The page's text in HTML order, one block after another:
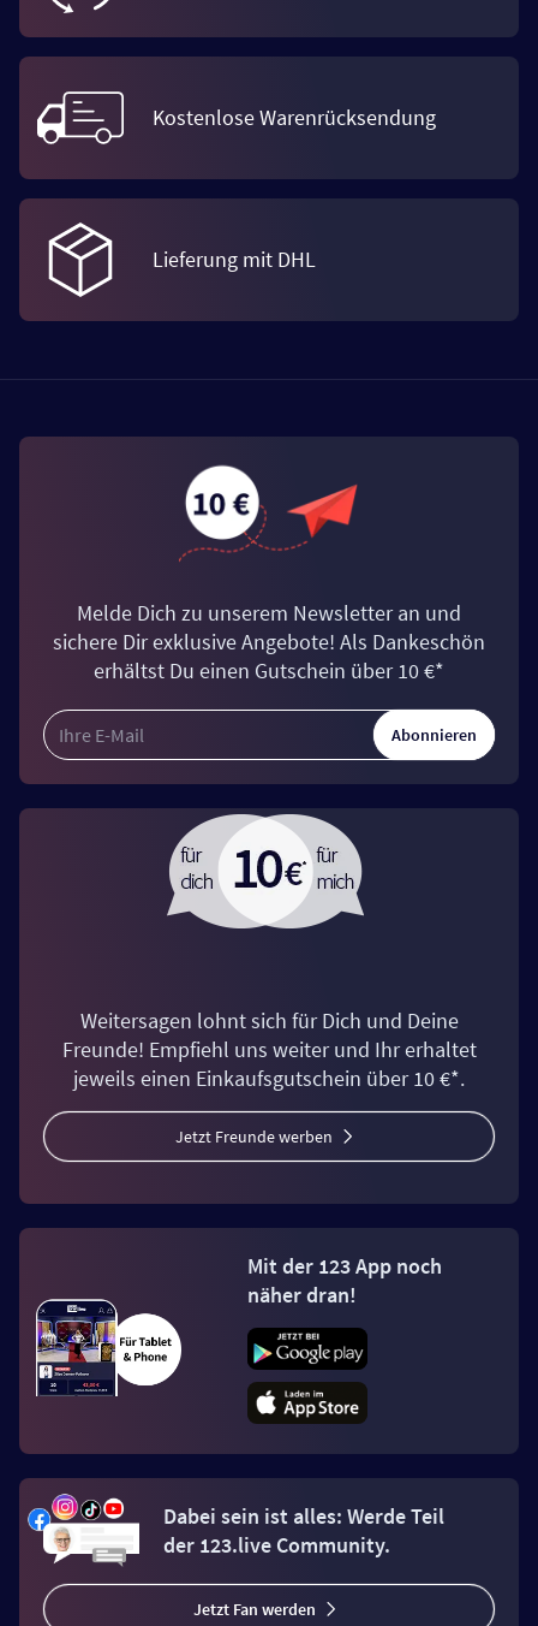
Kostenlose Warenrücksendung
Lieferung mit DHL
Melde Dich zu unserem Newsletter an und
sichere Dir exklusive Angebote! Als Dankeschön
erhältst Du einen Gutschein über 10 €*
Abonnieren
Weitersagen lohnt sich für Dich und Deine
Freunde! Empfiehl uns weiter und Ihr erhaltet
jeweils einen Einkaufsgutschein über 10 €*.
Jetzt Freunde werben
Mit der 123 App noch
näher dran!
Dabei sein ist alles: Werde Teil
der 123.live Community.
Jetzt Fan werden